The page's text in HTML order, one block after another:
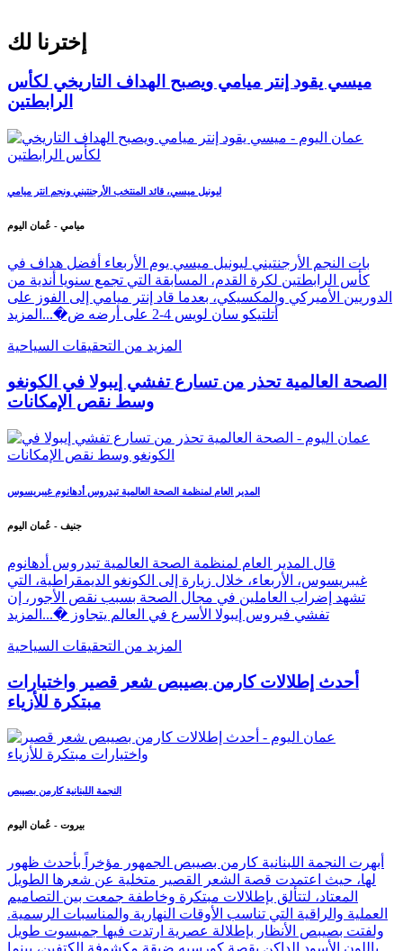
إخترنا لك
ميسي يقود إنتر ميامي ويصبح الهداف التاريخي لكأس
الرابطتين
ليونيل ميسي، قائد المنتخب الأرجنتيني ونجم انتر ميامي
ميامي - عُمان اليوم
بات النجم الأرجنتيني ليونيل ميسي يوم الأربعاء أفضل هداف في
كأس الرابطتين لكرة القدم، المسابقة التي تجمع سنويا أندية من
الدوريين الأميركي والمكسيكي، بعدما قاد إنتر ميامي إلى الفوز على
أتلتيكو سان لويس 4-2 على أرضه ض�...
المزيد
المزيد من التحقيقات السياحية
الصحة العالمية تحذر من تسارع تفشي إيبولا في الكونغو
وسط نقص الإمكانات
المدير العام لمنظمة الصحة العالمية تيدروس أدهانوم غيبريسوس
جنيف - عُمان اليوم
قال المدير العام لمنظمة الصحة العالمية تيدروس أدهانوم
غيبريسوس، الأربعاء، خلال زيارة إلى الكونغو الديمقراطية، التي
تشهد إضراب العاملين في مجال الصحة بسبب نقص الأجور، إن
تفشي فيروس إيبولا الأسرع في العالم يتجاوز �... المزيد
المزيد من التحقيقات السياحية
أحدث إطلالات كارمن بصيبص شعر قصير واختيارات
مبتكرة للأزياء
النجمة اللبنانية كارمن بصيبص
بيروت - عُمان اليوم
أبهرت النجمة اللبنانية كارمن بصيبص الجمهور مؤخراً بأحدث ظهور
لها، حيث اعتمدت قصة الشعر القصير متخلية عن شعرها الطويل
المعتاد، لتتألق بإطلالات مبتكرة وخاطفة جمعت بين التصاميم
العملية والراقية التي تناسب الأوقات النهارية والمناسبات الرسمية.
ولفتت بصيبص الأنظار بإطلالة عصرية ارتدت فيها جمبسوت طويل